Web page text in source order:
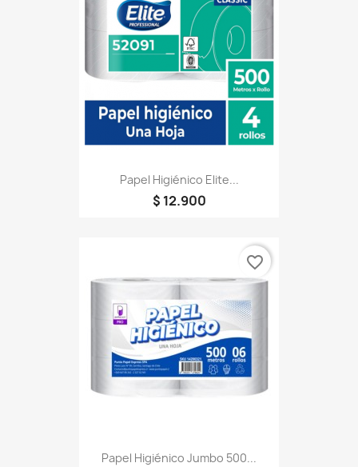
Papel Higiénico Elite...
$ 12.900
Papel Higiénico Jumbo 500...
favorite_border